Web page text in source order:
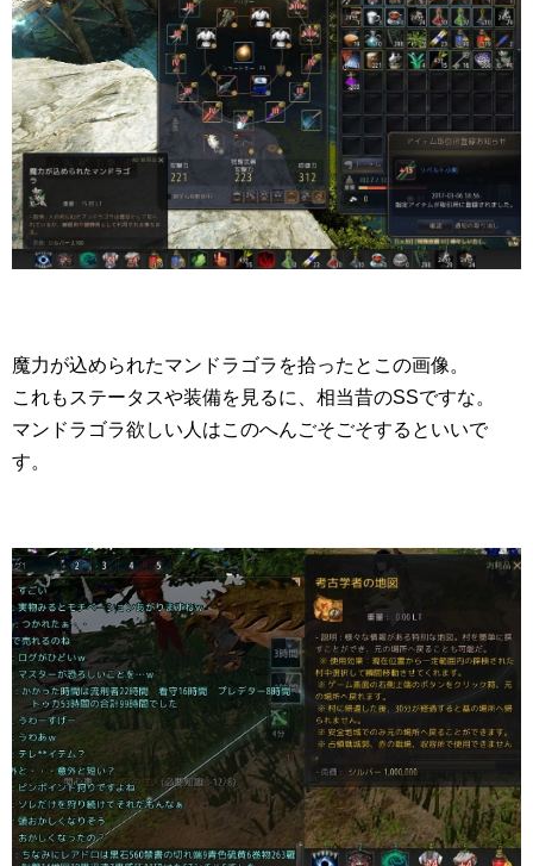
魔力が込められたマンドラゴラを拾ったとこの画像。
これもステータスや装備を見るに、相当昔のSSですな。
マンドラゴラ欲しい人はこのへんごそごそするといいで
す。